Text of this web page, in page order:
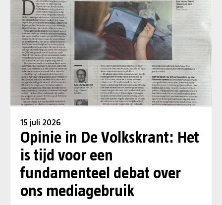
15 juli 2026
Opinie in De Volkskrant: Het
is tijd voor een
fundamenteel debat over
ons mediagebruik